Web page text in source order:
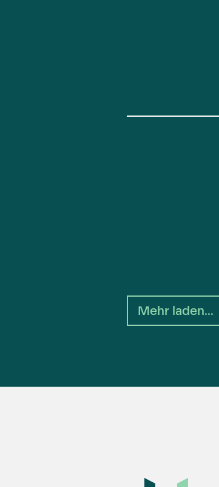
Mehr laden...